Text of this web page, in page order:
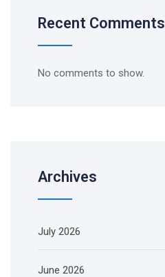
Recent Comments
No comments to show.
Archives
July 2026
June 2026